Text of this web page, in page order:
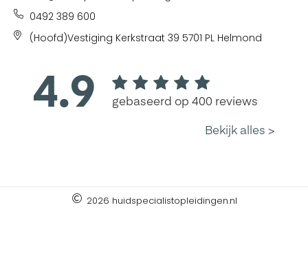
0492 389 600
(Hoofd)Vestiging Kerkstraat 39 5701 PL Helmond
2026 huidspecialistopleidingen.nl